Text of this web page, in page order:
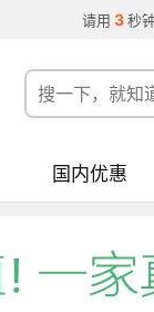
请用 3 秒
国内优惠